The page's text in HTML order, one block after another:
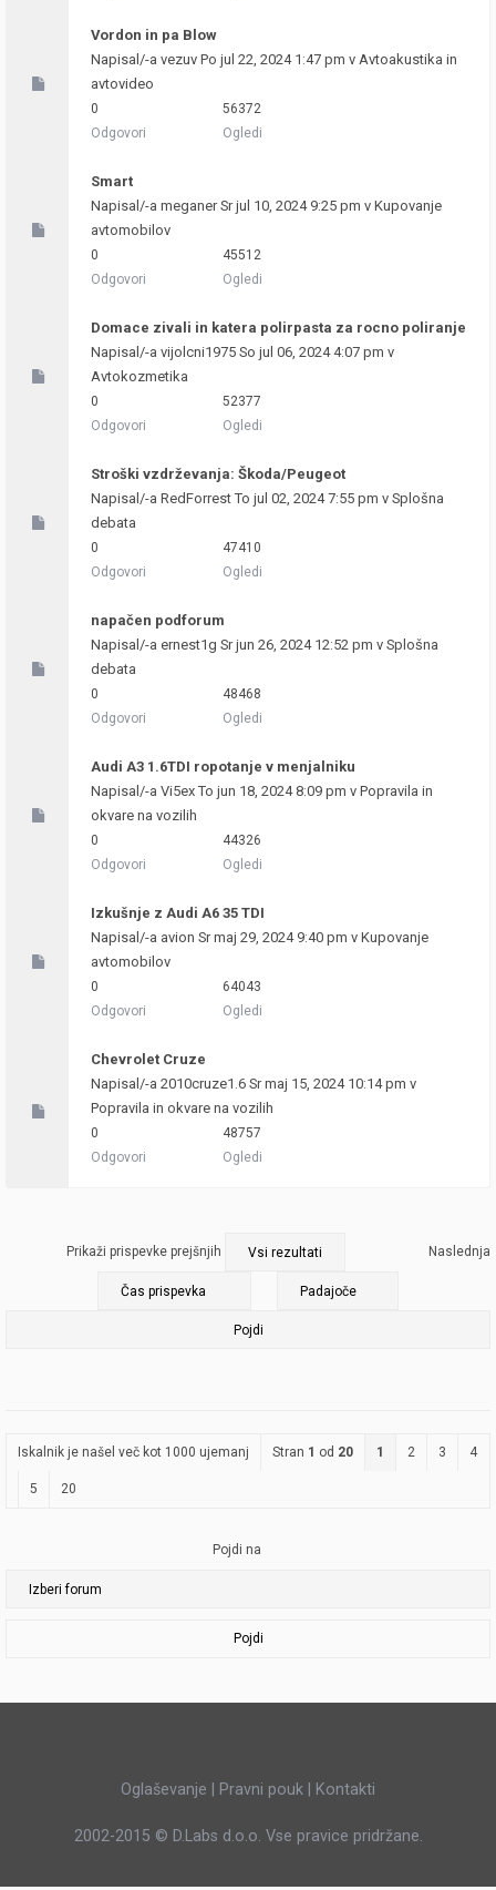
Vordon in pa Blow
Napisal/-a vezuv Po jul 22, 2024 1:47 pm v Avtoakustika in
avtovideo
0
Odgovori
56372
Ogledi
Smart
Napisal/-a meganerSr jul 10, 2024 9:25 pm v Kupovanje
avtomobilov
0
Odgovori
45512
Ogledi
Domace zivali in katera polirpasta za rocno poliranje
Napisal/-a vijolcni1975 So jul 06, 2024 4:07 pm v
Avtokozmetika
0
Odgovori
52377
Ogledi
Stroški vzdrževanja: Škoda/Peugeot
Napisal/-a RedForrestTo jul 02, 2024 7:55 pm v Splošna
debata
0
Odgovori
47410
Ogledi
napačen podforum
Napisal/-a ernest1g Sr jun 26, 2024 12:52 pm v Splošna
debata
0
Odgovori
48468
Ogledi
Audi A3 1.6TDI ropotanje v menjalniku
Napisal/-a Vi5exTo jun 18, 2024 8:09 pm v Popravila in
okvare na vozilih
0
Odgovori
44326
Ogledi
Izkušnje z Audi A6 35 TDI
Napisal/-a avion Sr maj 29, 2024 9:40 pm v Kupovanje
avtomobilov
0
Odgovori
64043
Ogledi
Chevrolet Cruze
Napisal/-a 2010cruze1.6 Sr maj 15, 2024 10:14 pm v
Popravila in okvare na vozilih
0
Odgovori
48757
Ogledi
Naslednja
Prikaži prispevke prejšnjih
Iskalnik je našel več kot 1000 ujemanj Stran 1 od 20 1 2 3 4
5 20
Pojdi na
Pojdi
Oglaševanje Pravni pouk Kontakti
2002-2015 © D.Labs d.o.o. Vse pravice pridržane.